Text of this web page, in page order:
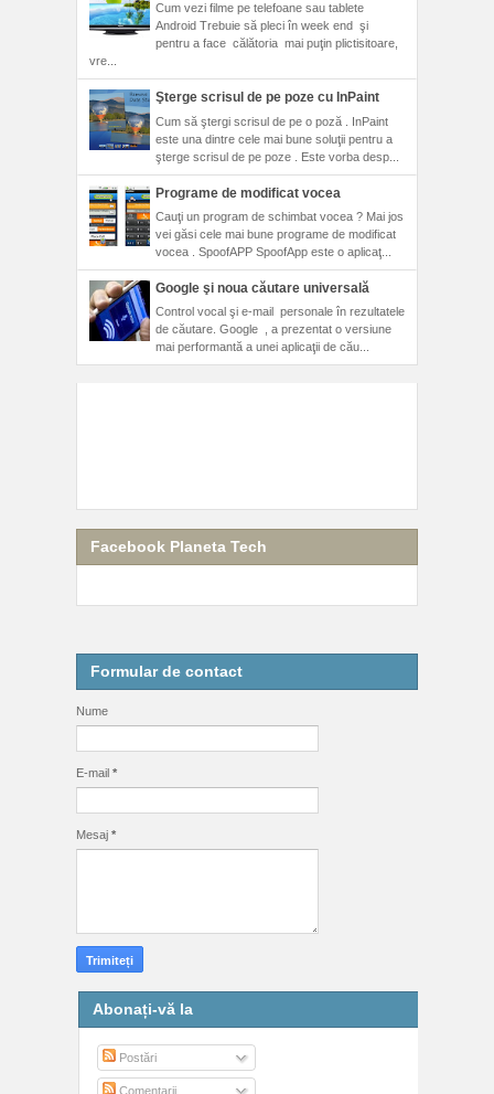
Cum vezi filme pe telefoane sau tablete
Android Trebuie să pleci în week end şi
pentru a face călătoria mai puţin plictisitoare,
vre...
Şterge scrisul de pe poze cu InPaint
Cum să ştergi scrisul de pe o poză . InPaint
este una dintre cele mai bune soluţii pentru a
şterge scrisul de pe poze . Este vorba desp...
Programe de modificat vocea
Cauţi un program de schimbat vocea ? Mai jos
vei găsi cele mai bune programe de modificat
vocea . SpoofAPP SpoofApp este o aplicaţ...
Google şi noua căutare universală
Control vocal şi e-mail personale în rezultatele
de căutare. Google , a prezentat o versiune
mai performantă a unei aplicaţii de cău...
Facebook Planeta Tech
Formular de contact
Nume
E-mail *
Mesaj *
Abonați-vă la
Postări
Comentarii